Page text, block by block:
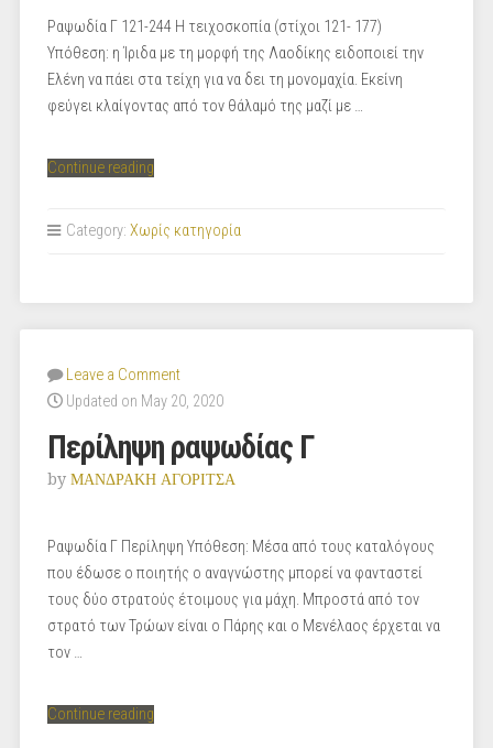
Ραψωδία Γ 121-244 Η τειχοσκοπία (στίχοι 121- 177)
Υπόθεση: η Ίριδα με τη μορφή της Λαοδίκης ειδοποιεί την
Ελένη να πάει στα τείχη για να δει τη μονομαχία. Εκείνη
φεύγει κλαίγοντας από τον θάλαμό της μαζί με …
Continue reading“Ιλιάδα-
Category: Χωρίς κατηγορία
Leave a Comment
Updated on May 20, 2020
Περίληψη ραψωδίας Γ
by ΜΑΝΔΡΑΚΗ ΑΓΟΡΙΤΣΑ
Ραψωδία Γ Περίληψη Υπόθεση: Μέσα από τους καταλόγους
που έδωσε ο ποιητής ο αναγνώστης μπορεί να φανταστεί
τους δύο στρατούς έτοιμους για μάχη. Μπροστά από τον
στρατό των Τρώων είναι ο Πάρης και ο Μενέλαος έρχεται να
τον …
Continue reading“Περίληψη